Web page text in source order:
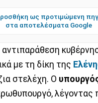
ως προτιμώμενη
στα αποτελέσματα Google
με τη δίκη της
στελέχη. Ο
λέγοντας